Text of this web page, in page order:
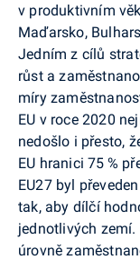
v produktivním
Maďarsko,
Jedním z cílů
růst a
míry
EU v roce 2020
nedošlo i přesto,
EU hranici 75 %
EU27 byl
tak, aby dílčí
jednotlivých
úrovně